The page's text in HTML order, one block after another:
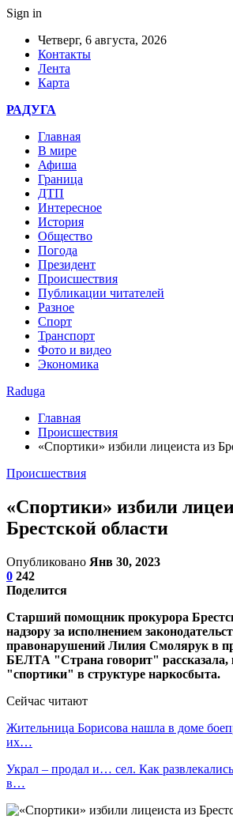
Sign in
Четверг, 6 августа, 2026
Контакты
Лента
Карта
РАДУГА
Главная
В мире
Афиша
Граница
ДТП
Интересное
История
Общество
Погода
Президент
Происшествия
Публикации читателей
Разное
Спорт
Транспорт
Фото и видео
Экономика
Raduga
Главная
Происшествия
«Спортики» избили лицеиста из
Происшествия
«Спортики» избили
Брестской области
Опубликовано Янв 30, 2023
0 242
Поделится
Старший помощник прокурора
надзору за исполнением
правонарушений Лилия Смолярук в
БЕЛТА "Страна говорит" рассказала,
"спортики" в структуре наркосбыта.
Сейчас читают
Жительница Борисова нашла в доме
их…
Украл – продал и… сел. Как
в…